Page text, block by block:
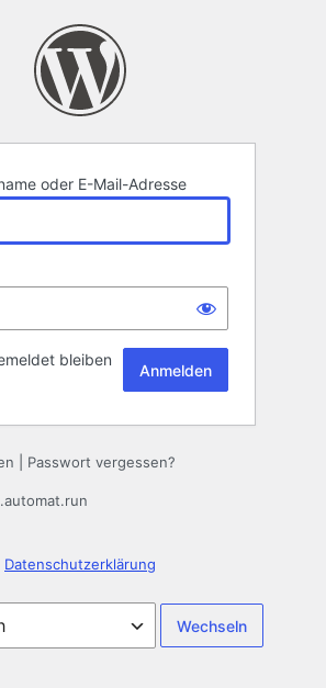
oder E-Mail-Adresse
bleiben
Passwort vergessen?
Datenschutzerklärung